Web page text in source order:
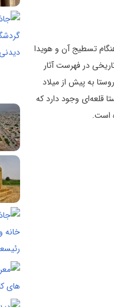
تسطیج آن و هویدا
در فهرست آثار
تاریخی این روستا به پیش از میلاد
قلعه‌ای وجود دارد که